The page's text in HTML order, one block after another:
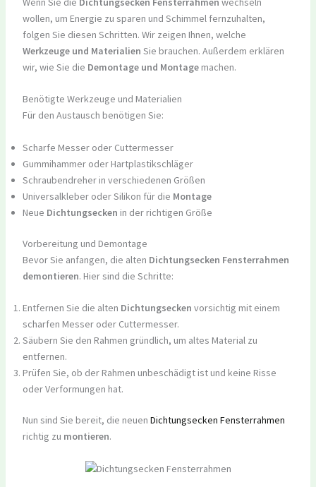
wollen, um Energie zu sparen und Schimmel fernzuhalten,
folgen Sie diesen Schritten. Wir zeigen Ihnen, welche
Werkzeuge und Materialien Sie brauchen. Außerdem erklären
wir, wie Sie die Demontage und Montagemachen.
Benötigte Werkzeuge und Materialien
Für den Austausch benötigen Sie:
Scharfe Messer oder Cuttermesser
Gummihammer oder Hartplastikschläger
Schraubendreher in verschiedenen Größen
Universalkleber oder Silikon für die Montage
Neue Dichtungsecken in der richtigen Größe
Vorbereitung und Demontage
Bevor Sie anfangen, die alten Dichtungsecken Fensterrahmen
demontieren. Hier sind die Schritte:
Entfernen Sie die alten Dichtungsecken vorsichtig mit einem
scharfen Messer oder Cuttermesser.
Säubern Sie den Rahmen gründlich, um altes Material zu
entfernen.
Prüfen Sie, ob der Rahmen unbeschädigt ist und keine Risse
oder Verformungen hat.
Nun sind Sie bereit, die neuen Dichtungsecken Fensterrahmen
richtig zu montieren.